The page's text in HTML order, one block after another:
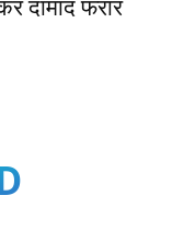
दामाद फरार